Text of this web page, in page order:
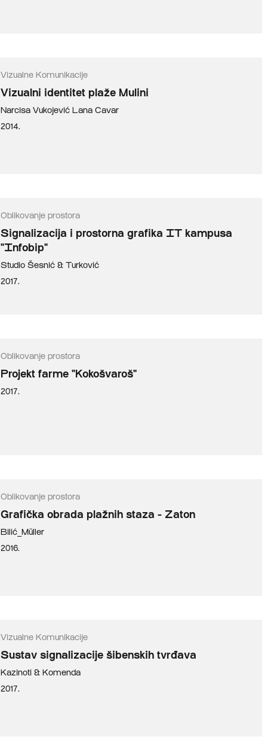
Vizualne Komunikacije
Vizualni identitet plaže Mulini
Narcisa Vukojević Lana Cavar
2014.
Oblikovanje prostora
Signalizacija i prostorna grafika IT kampusa
"Infobip"
Studio Šesnić & Turković
2017.
Oblikovanje prostora
Projekt farme "Kokošvaroš"
2017.
Oblikovanje prostora
Grafička obrada plažnih staza - Zaton
Bilić_Müller
2016.
Vizualne Komunikacije
Sustav signalizacije šibenskih tvrđava
Kazinoti & Komenda
2017.